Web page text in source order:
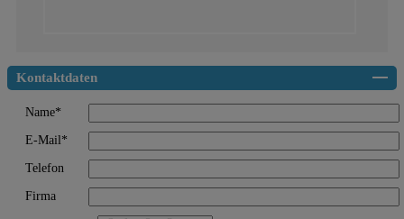
Kontaktdaten
Name*
E-Mail*
Telefon
Firma